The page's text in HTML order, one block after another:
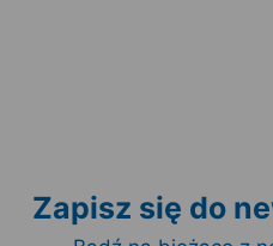
Zapisz się do